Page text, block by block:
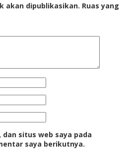
akan dipublikasikan. Ruas yang
dan situs web saya pada
saya berikutnya.